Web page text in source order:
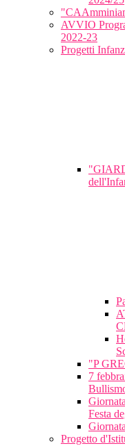
AVVIO
2022-23
Progetti
"P
7
Festa
Progetto